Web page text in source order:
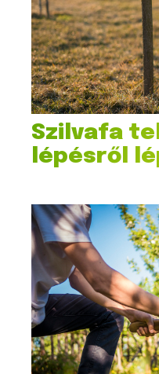
Szilvafa
lépésről